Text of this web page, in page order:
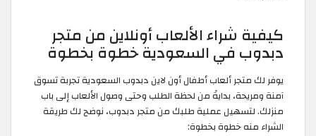
كيفية شراء الألعاب أونلاين من متجر
دبدوب في السعودية خطوة بخطوة
يوفر لك متجر ألعاب أطفال أون لاين دبدوب السعودية تجربة تسوق
آمنة ومريحة، بدايةً من لحظة الطلب وحتى وصول الألعاب إلى باب
منزلك. لتسهيل عملية طلبك من متجر دبدوب، نوضح لك طريقة
الشراء منه خطوة بخطوة: